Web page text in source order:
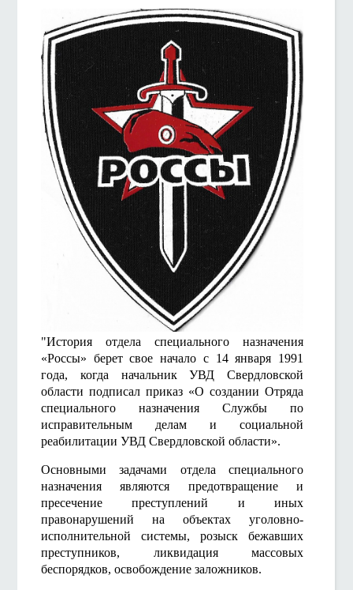
"История отдела специального назначения
«Россы» берет свое начало с 14 января 1991
года, когда начальник УВД Свердловской
области подписал приказ «О создании Отряда
специального назначения Службы по
исправительным делам и социальной
реабилитации УВД Свердловской области».
Основными задачами отдела специального
назначения являются предотвращение и
пресечение преступлений и иных
правонарушений на объектах уголовно-
исполнительной системы, розыск бежавших
преступников, ликвидация массовых
беспорядков, освобождение заложников.